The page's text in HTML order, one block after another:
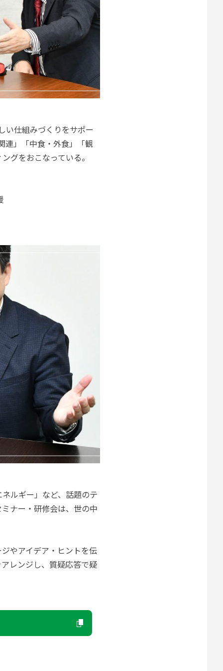
い仕組みづくりをサポー
連」「中食・外食」「観
グをおこなっている。
ルギー」など、話題のテ
ナー・研修会は、世の中
やアイデア・ヒントを伝
レンジし、質疑応答で疑